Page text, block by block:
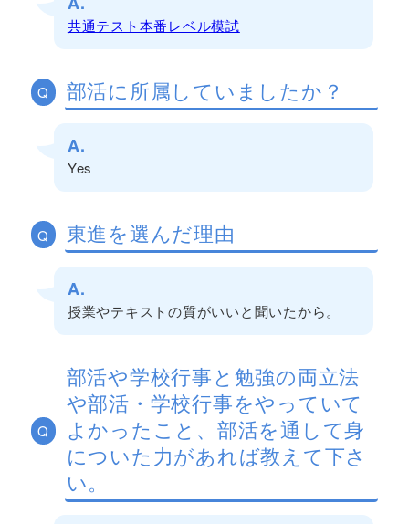
共通テスト本番レベル模試
Q 部活に所属していましたか？
A.
Yes
Q 東進を選んだ理由
A.
授業やテキストの質がいいと聞いたから。
Q
部活や学校行事と勉強の両立法
や部活・学校行事をやっていて
よかったこと、部活を通して身
についた力があれば教えて下さ
い。